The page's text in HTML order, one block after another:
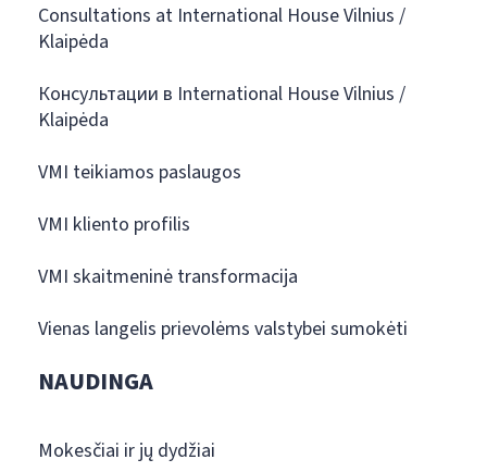
Consultations at International House Vilnius /
Klaipėda
Консультации в International House Vilnius /
Klaipėda
VMI teikiamos paslaugos
VMI kliento profilis
VMI skaitmeninė transformacija
Vienas langelis prievolėms valstybei sumokėti
NAUDINGA
Mokesčiai ir jų dydžiai